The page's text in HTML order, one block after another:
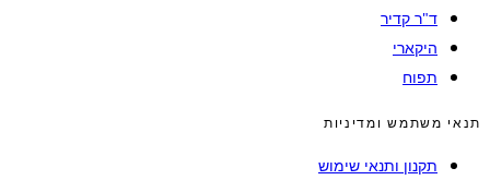
ד"ר קדיר
היקארי
תפוח
תנאי משתמש ומדיניות
תקנון ותנאי שימוש